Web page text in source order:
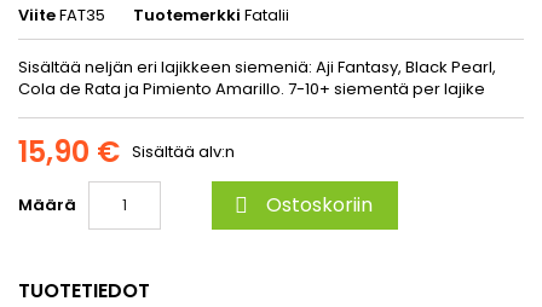
ViiteFAT35 Tuotemerkki Fatalii
Sisältää neljän eri lajikkeen siemeniä: Aji Fantasy, Black Pearl,
Cola de Rata ja Pimiento Amarillo. 7-10+ siementä per lajike
15,90 € Sisältää alv:n
Määrä  Ostoskoriin
TUOTETIEDOT